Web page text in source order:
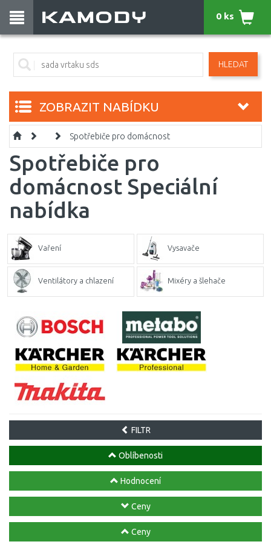
HLEDAT
0 ks
ZOBRAZIT NABÍDKU
Spotřebiče pro domácnost
Spotřebiče pro
domácnost Speciální
nabídka
Vaření Vysavače
Ventilátory a chlazení Mixéry a šlehače
FILTR
Oblíbenosti
Hodnocení
Ceny
Ceny